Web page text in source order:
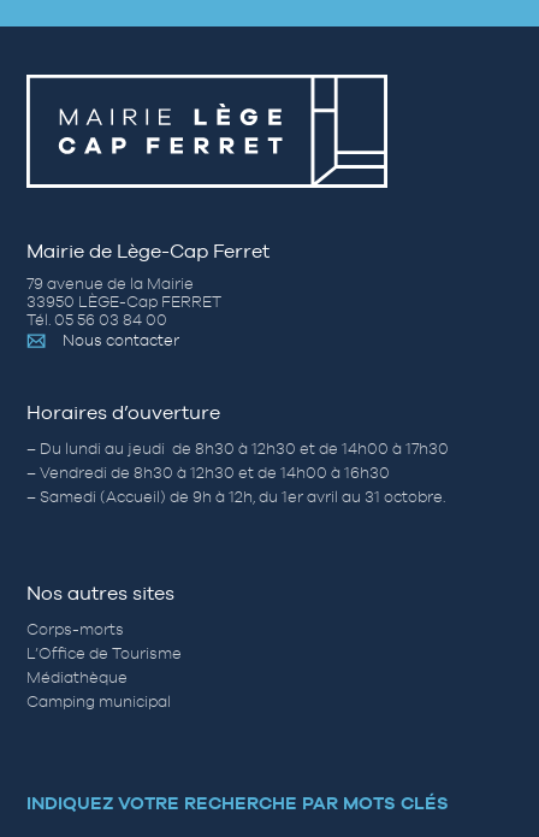
Mairie de Lège-Cap Ferret
79 avenue de la Mairie
33950 LÈGE-Cap FERRET
Tél. 05 56 03 84 00
Nous contacter
Horaires d’ouverture
– Du lundi au jeudi de 8h30 à 12h30 et de 14h00 à 17h30
– Vendredi de 8h30 à 12h30 et de 14h00 à 16h30
– Samedi (Accueil) de 9h à 12h, du 1er avril au 31 octobre.
Nos autres sites
Corps-morts
L’Office de Tourisme
Médiathèque
Camping municipal
INDIQUEZ VOTRE RECHERCHE PAR MOTS CLÉS